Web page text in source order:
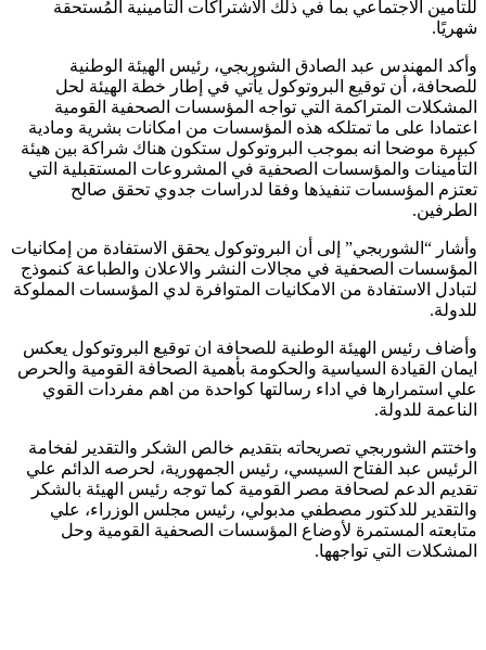
للتامين الاجتماعي بما في ذلك الاشتراكات التأمينية المُستحقة
شهريًا.
وأكد المهندس عبد الصادق الشوربجي، رئيس الهيئة الوطنية
للصحافة، أن توقيع البروتوكول يأتي في إطار خطة الهيئة لحل
المشكلات المتراكمة التي تواجه المؤسسات الصحفية القومية
اعتمادا على ما تمتلكه هذه المؤسسات من امكانات بشرية ومادية
كبيرة موضحا انه بموجب البروتوكول ستكون هناك شراكة بين هيئة
التأمينات والمؤسسات الصحفية في المشروعات المستقبلية التي
تعتزم المؤسسات تنفيذها وفقا لدراسات جدوي تحقق صالح
الطرفين.
وأشار “الشوربجي” إلى أن البروتوكول يحقق الاستفادة من إمكانيات
المؤسسات الصحفية في مجالات النشر والاعلان والطباعة كنموذج
لتبادل الاستفادة من الامكانيات المتوافرة لدي المؤسسات المملوكة
للدولة.
وأضاف رئيس الهيئة الوطنية للصحافة ان توقيع البروتوكول يعكس
ايمان القيادة السياسية والحكومة بأهمية الصحافة القومية والحرص
علي استمرارها في اداء رسالتها كواحدة من اهم مفردات القوي
الناعمة للدولة.
واختتم الشوربجي تصريحاته بتقديم خالص الشكر والتقدير لفخامة
الرئيس عبد الفتاح السيسي، رئيس الجمهورية، لحرصه الدائم علي
تقديم الدعم لصحافة مصر القومية كما توجه رئيس الهيئة بالشكر
والتقدير للدكتور مصطفي مدبولي، رئيس مجلس الوزراء، علي
متابعته المستمرة لأوضاع المؤسسات الصحفية القومية وحل
المشكلات التي تواجهها.